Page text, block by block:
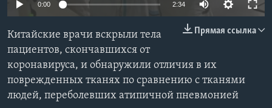
СОЦИАЛЬНЫЕ СЕТИ
0:00 2:34
Прямая ссылка
Китайские врачи вскрыли тела
пациентов, скончавшихся от
коронавируса, и обнаружили отличия в их
поврежденных тканях по сравнению с тканями
людей, переболевших атипичной пневмонией